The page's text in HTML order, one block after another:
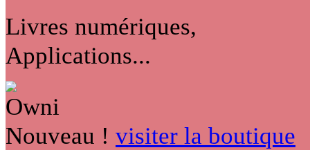
Livres numériques,
Applications...
Nouveau ! visiter la boutique